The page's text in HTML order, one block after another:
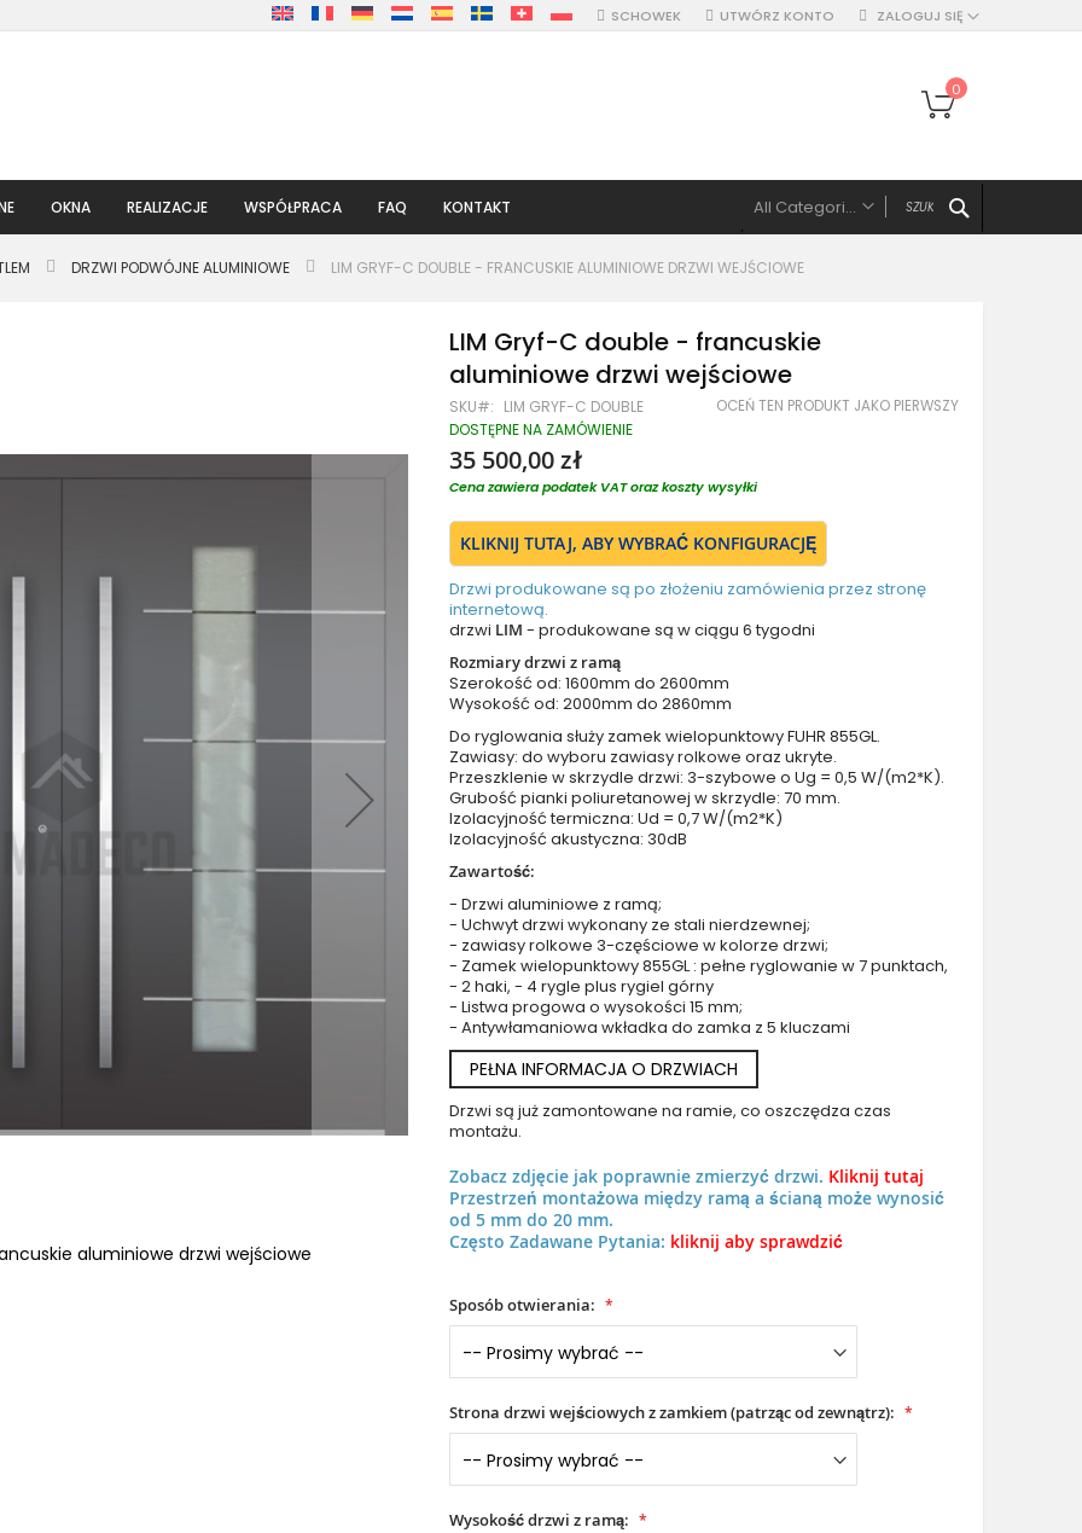
SCHOWEK ZALOGUJ SIĘ
UTWÓRZ KONTO
Mój koszyk
0
OKNA REALIZACJE WSPÓŁPRACA FAQ KONTAKT All Categories
ALL CATEGORIES
Drzwi pojedyńcze aluminiowe
Drzwi z lewym panelem
Drzwi z lewym naświetlem
Drzwi z prawym naświetlem
Drzwi z górnym i lewym naświetlem
Drzwi z lewym i prawym naświetlem
Drzwi podwójne z lewym i prawym naświetlem
Drzwi podwójne z górnym naświetlem
Drzwi podwójne z lewym, prawym i górnym naświetlem
Akcesoria do drzwi
Drzwi Aluminiowe Pivot
Szklane drzwi pivot
Okna aluminiowe
DRZWI PODWÓJNE ALUMINIOWE LIM GRYF-C DOUBLE - FRANCUSKIE ALUMINIOWE DRZWI WEJŚCIOWE
aluminiowe drzwi wejściowe LIM Gryf-C double - francuskie aluminiowe drzwi
LIM Gryf-C double - francuskie
aluminiowe drzwi wejściowe
SKU LIM GRYF-C DOUBLE OCEŃ TEN PRODUKT JAKO PIERWSZY
DOSTĘPNE NA ZAMÓWIENIE
35 500,00 zł
Cena zawiera podatek VAT oraz koszty wysyłki
KLIKNIJ TUTAJ, ABY WYBRAĆ KONFIGURACJĘ
Drzwi produkowane są po złożeniu zamówienia przez stronę
internetową.
drzwi LIM - produkowane są w ciągu 6 tygodni
Rozmiary drzwi z ramą
Szerokość od: 1600mm do 2600mm
Wysokość od: 2000mm do 2860mm
Do ryglowania służy zamek wielopunktowy FUHR 855GL.
Zawiasy: do wyboru zawiasy rolkowe oraz ukryte.
Przeszklenie w skrzydle drzwi: 3-szybowe o Ug = 0,5 W/(m2*K).
Grubość pianki poliuretanowej w skrzydle: 70 mm.
Izolacyjność termiczna: Ud = 0,7 W/(m2*K)
Izolacyjność akustyczna: 30dB
Zawartość:
- Drzwi aluminiowe z ramą;
- Uchwyt drzwi wykonany ze stali nierdzewnej;
- zawiasy rolkowe 3-częściowe w kolorze drzwi;
- Zamek wielopunktowy 855GL : pełne ryglowanie w 7 punktach,
- 2 haki, - 4 rygle plus rygiel górny
- Listwa progowa o wysokości 15 mm;
- Antywłamaniowa wkładka do zamka z 5 kluczami
PEŁNA INFORMACJA O DRZWIACH
Drzwi są już zamontowane na ramie, co oszczędza czas
montażu.
Zobacz zdjęcie jak poprawnie zmierzyć drzwi. Kliknij tutaj
Przestrzeń montażowa między ramą a ścianą może wynosić
od 5 mm do 20 mm.
Często Zadawane Pytania: kliknij aby sprawdzić
Sposób otwierania:
Strona drzwi wejściowych z zamkiem (patrząc od zewnątrz):
Wysokość drzwi z ramą: